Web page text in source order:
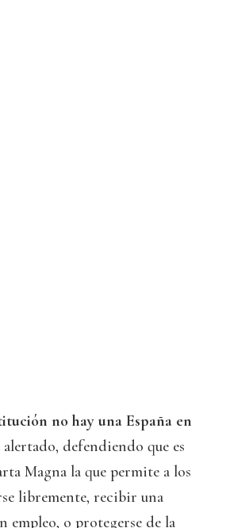
no hay una España en
alertado, defendiendo que es
Magna la que permite a los
libremente, recibir una
empleo, o protegerse de la